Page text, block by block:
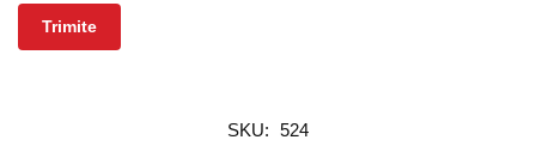
SKU: 524